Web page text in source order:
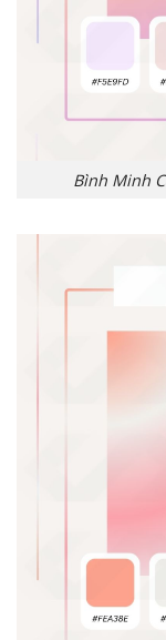
Bình Minh